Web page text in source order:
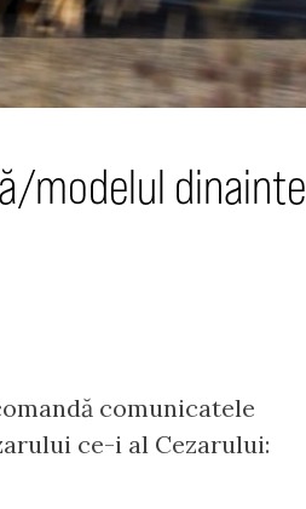
modelul dinainte
comunicatele
ce-i al Cezarului: